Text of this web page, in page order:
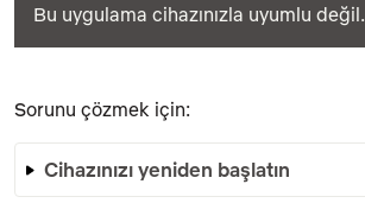
Bu uygulama cihazınızla uyumlu değil.
Sorunu çözmek için:
Cihazınızı yeniden başlatın